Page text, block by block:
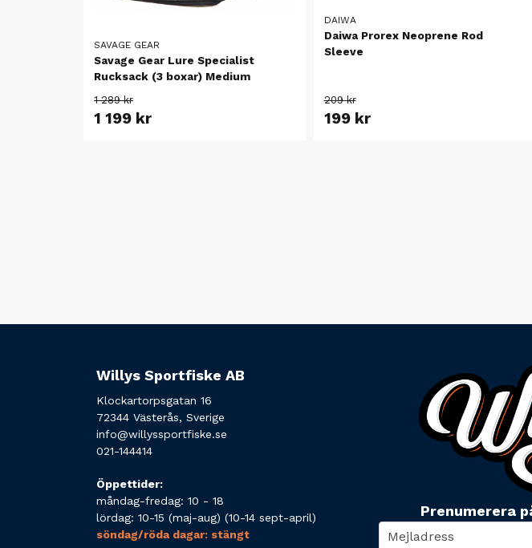
SAVAGE GEAR
Savage Gear Lure Specialist
Rucksack (3 boxar) Medium
1 289 kr
1 199 kr
DAIWA
Daiwa Prorex Neoprene Rod
Sleeve
209 kr
199 kr
Willys Sportfiske AB
Klockartorpsgatan 16
72344 Västerås, Sverige
info@willyssportfiske.se
021-144414
Öppettider:
måndag-fredag: 10 - 18
lördag: 10-15 (maj-aug) (10-14 sept-april)
söndag/röda dagar: stängt
Prenumerera
email
Mejladress